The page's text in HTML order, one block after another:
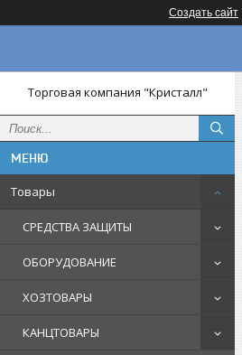
Создать сайт
Торговая компания "Кристалл"
Товары
СРЕДСТВА ЗАЩИТЫ
ОБОРУДОВАНИЕ
ХОЗТОВАРЫ
КАНЦТОВАРЫ